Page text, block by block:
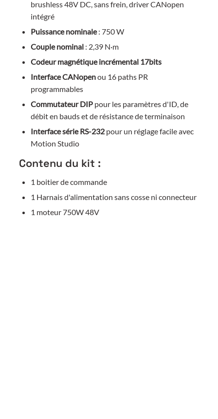
brushless 48V DC, sans frein, driver CANopen
intégré
Puissance nominale: 750 W
Couple nominal : 2,39 N·m
Codeur magnétique incrémental 17bits
Interface CANopenou 16 paths PR
programmables
Commutateur DIP pour les paramètres d'ID, de
débit en bauds et de résistance de terminaison
Interface série RS-232 pour un réglage facile avec
Motion Studio
Contenu du kit :
1 boitier de commande
1 Harnais d'alimentation sans cosse ni connecteur
1 moteur 750W 48V